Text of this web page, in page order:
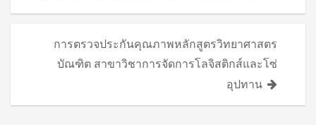
การตรวจประกันคุณภาพหลักสูตรวิทยาศาสตร
บัณฑิต สาขาวิชาการจัดการโลจิสติกส์และโซ่
อุปทาน